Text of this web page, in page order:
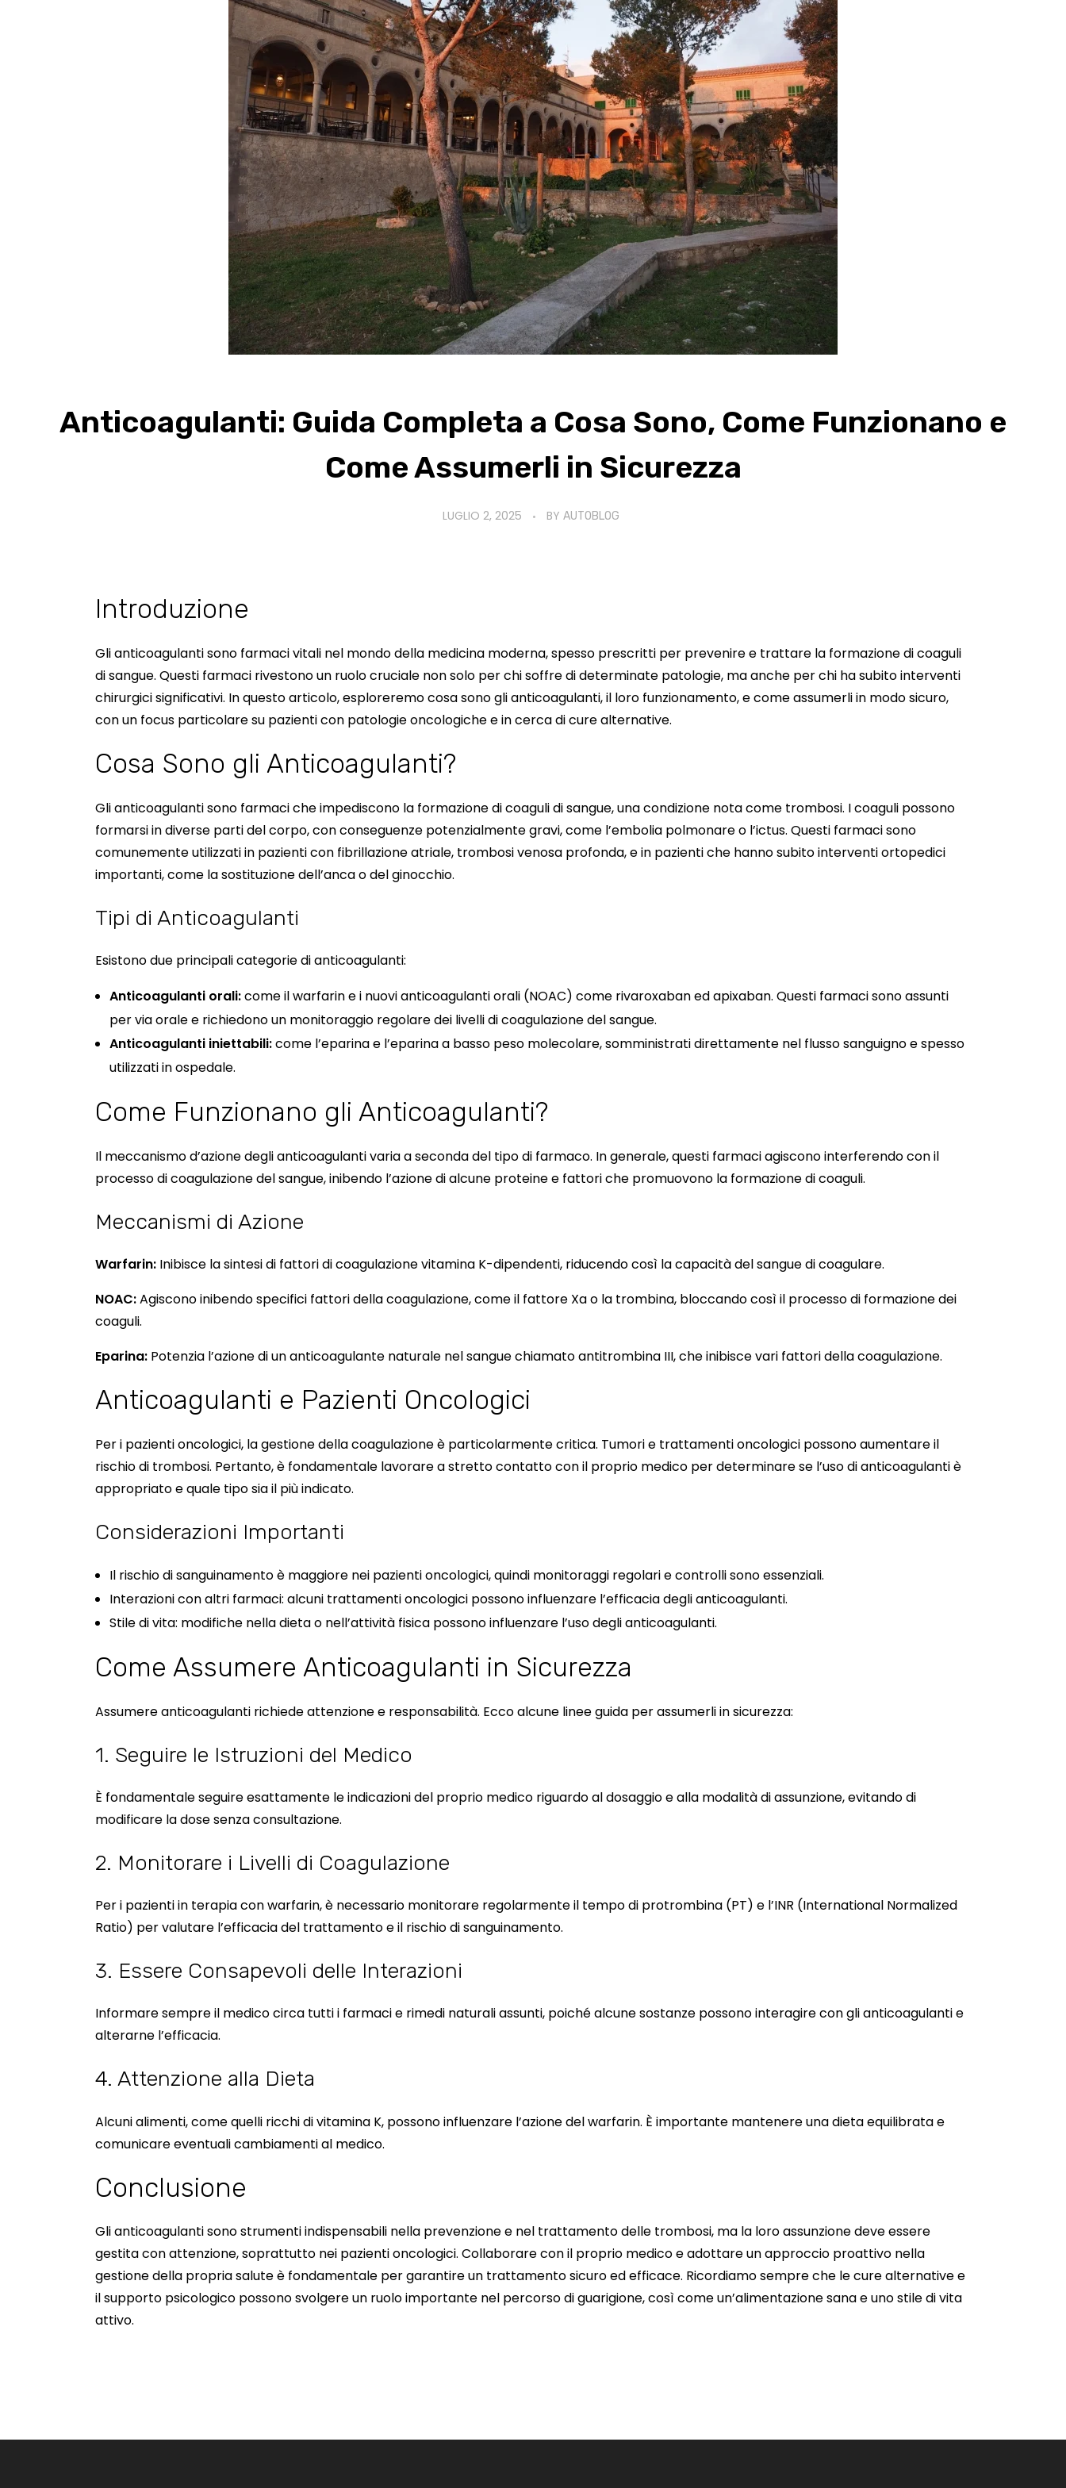
Anticoagulanti: Guida Completa a Cosa Sono, Come Funzionano e
Come Assumerli in Sicurezza
LUGLIO 2, 2025 BY AUTOBLOG
Introduzione
Gli anticoagulanti sono farmaci vitali nel mondo della medicina moderna, spesso prescritti per prevenire e trattare la formazione di coaguli
di sangue. Questi farmaci rivestono un ruolo cruciale non solo per chi soffre di determinate patologie, ma anche per chi ha subito interventi
chirurgici significativi. In questo articolo, esploreremo cosa sono gli anticoagulanti, il loro funzionamento, e come assumerli in modo sicuro,
con un focus particolare su pazienti con patologie oncologiche e in cerca di cure alternative.
Cosa Sono gli Anticoagulanti?
Gli anticoagulanti sono farmaci che impediscono la formazione di coaguli di sangue, una condizione nota come trombosi. I coaguli possono
formarsi in diverse parti del corpo, con conseguenze potenzialmente gravi, come l’embolia polmonare o l’ictus. Questi farmaci sono
comunemente utilizzati in pazienti con fibrillazione atriale, trombosi venosa profonda, e in pazienti che hanno subito interventi ortopedici
importanti, come la sostituzione dell’anca o del ginocchio.
Tipi di Anticoagulanti
Esistono due principali categorie di anticoagulanti:
Anticoagulanti orali:come il warfarin e i nuovi anticoagulanti orali (NOAC) come rivaroxaban ed apixaban. Questi farmaci sono assunti
per via orale e richiedono un monitoraggio regolare dei livelli di coagulazione del sangue.
Anticoagulanti iniettabili:come l’eparina e l’eparina a basso peso molecolare, somministrati direttamente nel flusso sanguigno e spesso
utilizzati in ospedale.
Come Funzionano gli Anticoagulanti?
Il meccanismo d’azione degli anticoagulanti varia a seconda del tipo di farmaco. In generale, questi farmaci agiscono interferendo con il
processo di coagulazione del sangue, inibendo l’azione di alcune proteine e fattori che promuovono la formazione di coaguli.
Meccanismi di Azione
Warfarin: Inibisce la sintesi di fattori di coagulazione vitamina K-dipendenti, riducendo così la capacità del sangue di coagulare.
NOAC:Agiscono inibendo specifici fattori della coagulazione, come il fattore Xa o la trombina, bloccando così il processo di formazione dei
coaguli.
Eparina: Potenzia l’azione di un anticoagulante naturale nel sangue chiamato antitrombina III, che inibisce vari fattori della coagulazione.
Anticoagulanti e Pazienti Oncologici
Per i pazienti oncologici, la gestione della coagulazione è particolarmente critica. Tumori e trattamenti oncologici possono aumentare il
rischio di trombosi. Pertanto, è fondamentale lavorare a stretto contatto con il proprio medico per determinare se l’uso di anticoagulanti è
appropriato e quale tipo sia il più indicato.
Considerazioni Importanti
Il rischio di sanguinamento è maggiore nei pazienti oncologici, quindi monitoraggi regolari e controlli sono essenziali.
Interazioni con altri farmaci: alcuni trattamenti oncologici possono influenzare l’efficacia degli anticoagulanti.
Stile di vita: modifiche nella dieta o nell’attività fisica possono influenzare l’uso degli anticoagulanti.
Come Assumere Anticoagulanti in Sicurezza
Assumere anticoagulanti richiede attenzione e responsabilità. Ecco alcune linee guida per assumerli in sicurezza:
1. Seguire le Istruzioni del Medico
È fondamentale seguire esattamente le indicazioni del proprio medico riguardo al dosaggio e alla modalità di assunzione, evitando di
modificare la dose senza consultazione.
2. Monitorare i Livelli di Coagulazione
Per i pazienti in terapia con warfarin, è necessario monitorare regolarmente il tempo di protrombina (PT) e l’INR (International Normalized
Ratio) per valutare l’efficacia del trattamento e il rischio di sanguinamento.
3. Essere Consapevoli delle Interazioni
Informare sempre il medico circa tutti i farmaci e rimedi naturali assunti, poiché alcune sostanze possono interagire con gli anticoagulanti e
alterarne l’efficacia.
4. Attenzione alla Dieta
Alcuni alimenti, come quelli ricchi di vitamina K, possono influenzare l’azione del warfarin. È importante mantenere una dieta equilibrata e
comunicare eventuali cambiamenti al medico.
Conclusione
Gli anticoagulanti sono strumenti indispensabili nella prevenzione e nel trattamento delle trombosi, ma la loro assunzione deve essere
gestita con attenzione, soprattutto nei pazienti oncologici. Collaborare con il proprio medico e adottare un approccio proattivo nella
gestione della propria salute è fondamentale per garantire un trattamento sicuro ed efficace. Ricordiamo sempre che le cure alternative e
il supporto psicologico possono svolgere un ruolo importante nel percorso di guarigione, così come un’alimentazione sana e uno stile di vita
attivo.